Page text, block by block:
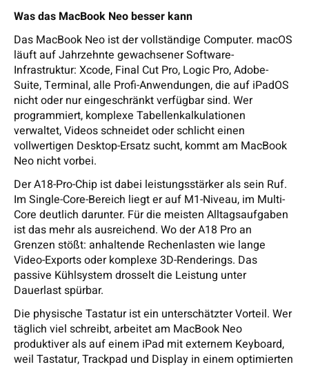
Was das MacBook Neo besser kann
Das MacBook Neo ist der vollständige Computer. macOS
läuft auf Jahrzehnte gewachsener Software-
Infrastruktur: Xcode, Final Cut Pro, Logic Pro, Adobe-
Suite, Terminal, alle Profi-Anwendungen, die auf iPadOS
nicht oder nur eingeschränkt verfügbar sind. Wer
programmiert, komplexe Tabellenkalkulationen
verwaltet, Videos schneidet oder schlicht einen
vollwertigen Desktop-Ersatz sucht, kommt am MacBook
Neo nicht vorbei.
Der A18-Pro-Chip ist dabei leistungsstärker als sein Ruf.
Im Single-Core-Bereich liegt er auf M1-Niveau, im Multi-
Core deutlich darunter. Für die meisten Alltagsaufgaben
ist das mehr als ausreichend. Wo der A18 Pro an
Grenzen stößt: anhaltende Rechenlasten wie lange
Video-Exports oder komplexe 3D-Renderings. Das
passive Kühlsystem drosselt die Leistung unter
Dauerlast spürbar.
Die physische Tastatur ist ein unterschätzter Vorteil. Wer
täglich viel schreibt, arbeitet am MacBook Neo
produktiver als auf einem iPad mit externem Keyboard,
weil Tastatur, Trackpad und Display in einem optimierten